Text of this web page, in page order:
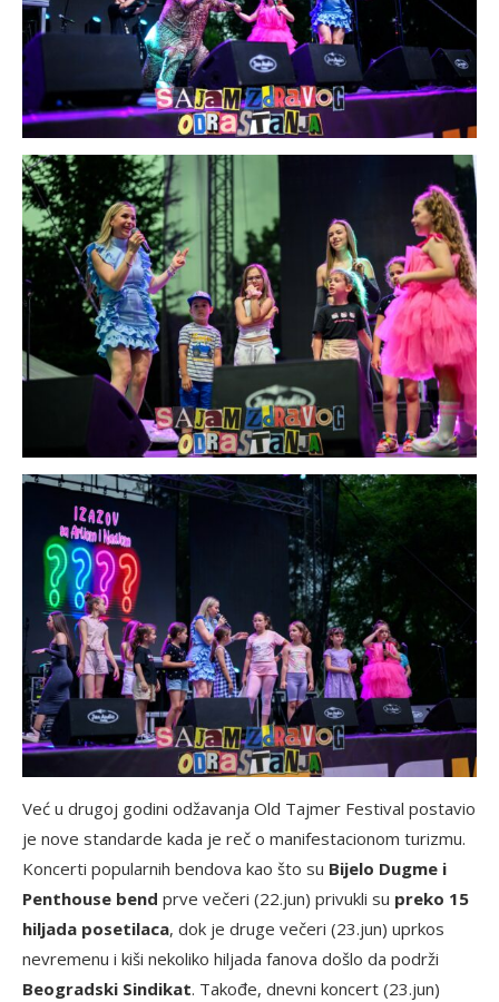
Već u drugoj godini odžavanja Old Tajmer Festival postavio
je nove standarde kada je reč o manifestacionom turizmu.
Koncerti popularnih bendova kao što su Bijelo Dugme i
Penthouse bend prve večeri (22.jun) privukli su preko 15
hiljada posetilaca, dok je druge večeri (23.jun) uprkos
nevremenu i kiši nekoliko hiljada fanova došlo da podrži
Beogradski Sindikat. Takođe, dnevni koncert (23.jun)